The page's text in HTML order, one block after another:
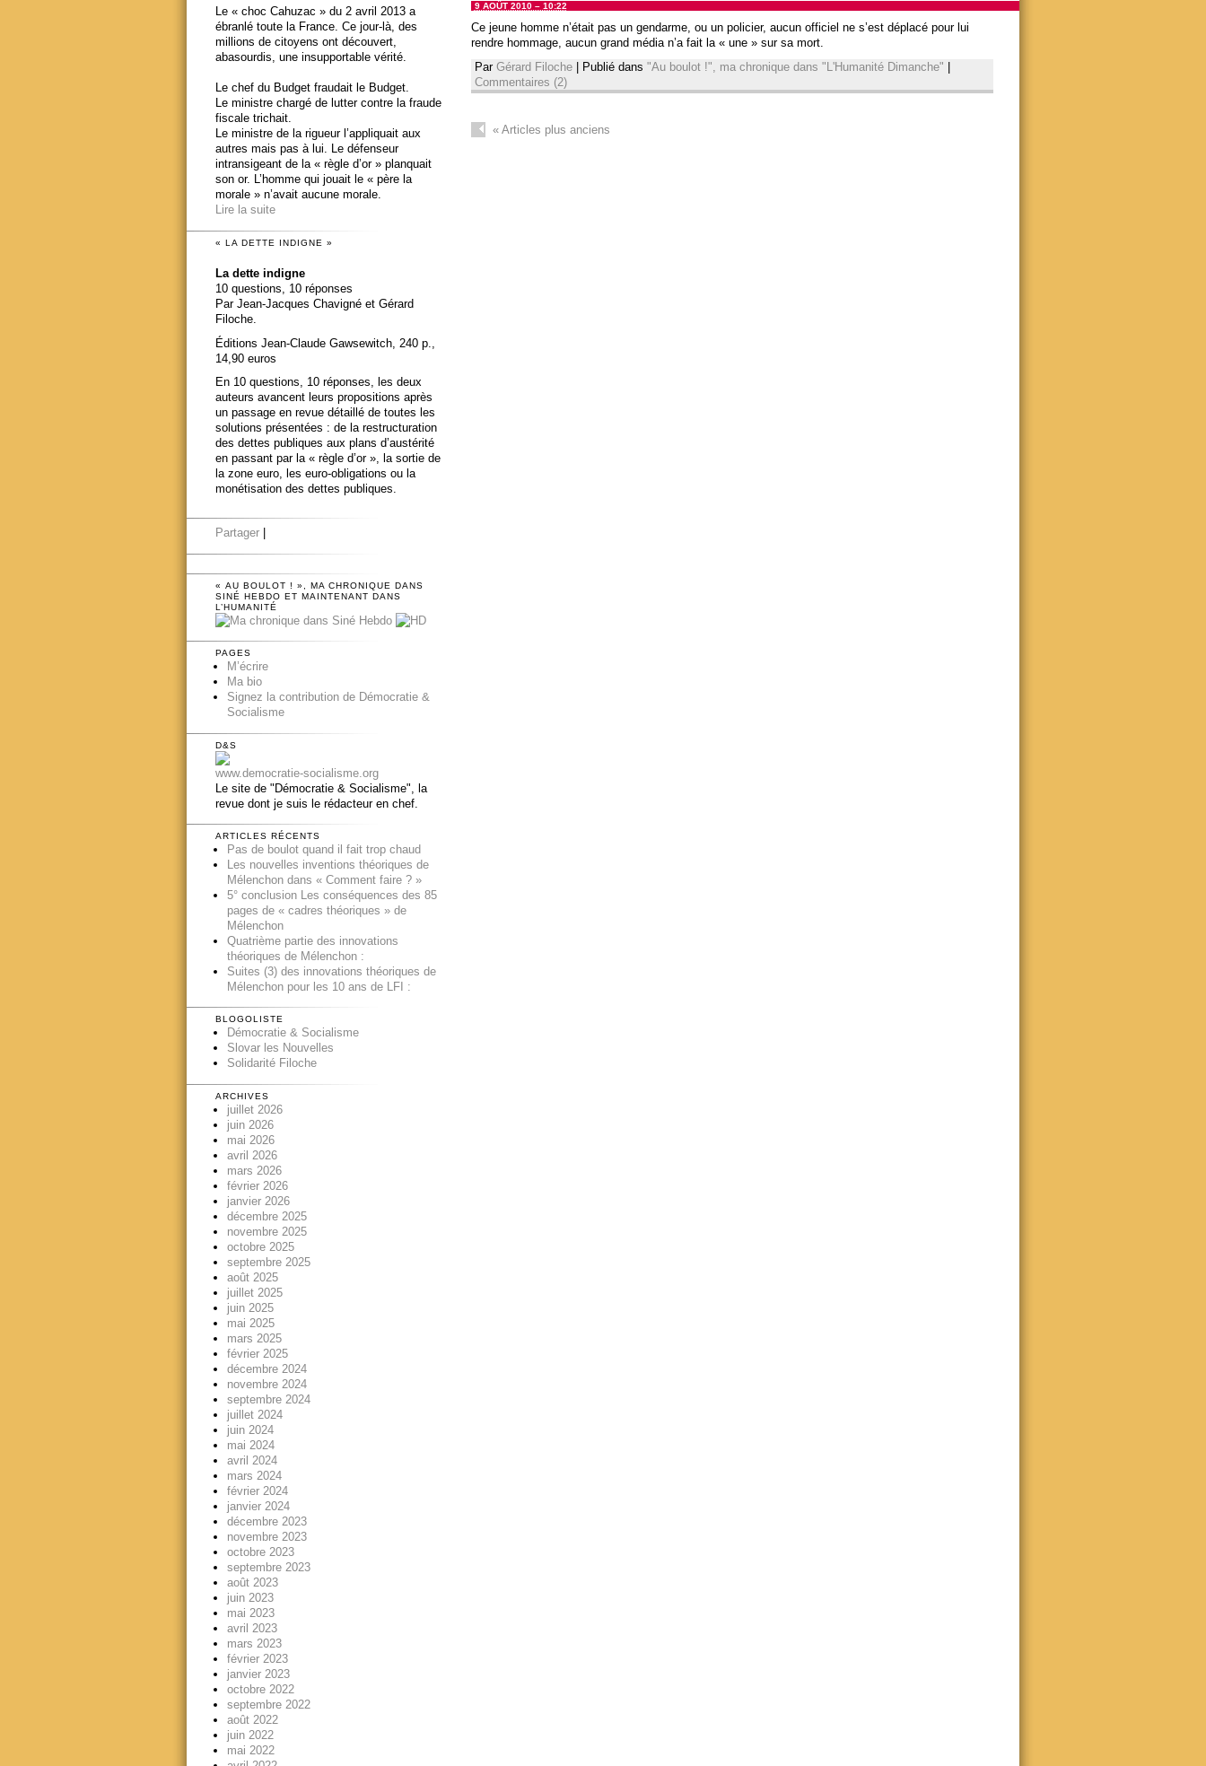
9 AOÛT 2010 – 10:22
Ce jeune homme n’était pas un gendarme, ou un policier, aucun officiel ne s’est déplacé pour lui
rendre hommage, aucun grand média n’a fait la « une » sur sa mort.
Par Gérard Filoche | Publié dans "Au boulot !", ma chronique dans "L'Humanité Dimanche" |
Commentaires (2)
«Articles plus anciens
Le « choc Cahuzac » du 2 avril 2013 a
ébranlé toute la France. Ce jour-là, des
millions de citoyens ont découvert,
abasourdis, une insupportable vérité.
Le chef du Budget fraudait le Budget.
Le ministre chargé de lutter contre la fraude
fiscale trichait.
Le ministre de la rigueur l’appliquait aux
autres mais pas à lui. Le défenseur
intransigeant de la « règle d’or » planquait
son or. L’homme qui jouait le « père la
morale » n’avait aucune morale.
Lire la suite
« LA DETTE INDIGNE »
La dette indigne
10 questions, 10 réponses
Par Jean-Jacques Chavigné et Gérard
Filoche.
Éditions Jean-Claude Gawsewitch, 240 p.,
14,90 euros
En 10 questions, 10 réponses, les deux
auteurs avancent leurs propositions après
un passage en revue détaillé de toutes les
solutions présentées : de la restructuration
des dettes publiques aux plans d’austérité
en passant par la « règle d’or », la sortie de
la zone euro, les euro-obligations ou la
monétisation des dettes publiques.
Partager
« AU BOULOT ! », MA CHRONIQUE DANS
SINÉ HEBDO ET MAINTENANT DANS
L’HUMANITÉ
PAGES
M’écrire
Ma bio
Signez la contribution de Démocratie &
Socialisme
D&S
www.democratie-socialisme.org
Le site de "Démocratie & Socialisme", la
revue dont je suis le rédacteur en chef.
ARTICLES RÉCENTS
Pas de boulot quand il fait trop chaud
Les nouvelles inventions théoriques de
Mélenchon dans « Comment faire ? »
5° conclusion Les conséquences des 85
pages de « cadres théoriques » de
Mélenchon
Quatrième partie des innovations
théoriques de Mélenchon :
Suites (3) des innovations théoriques de
Mélenchon pour les 10 ans de LFI :
BLOGOLISTE
Démocratie & Socialisme
Slovar les Nouvelles
Solidarité Filoche
ARCHIVES
juillet 2026
juin 2026
mai 2026
avril 2026
mars 2026
février 2026
janvier 2026
décembre 2025
novembre 2025
octobre 2025
septembre 2025
août 2025
juillet 2025
juin 2025
mai 2025
mars 2025
février 2025
décembre 2024
novembre 2024
septembre 2024
juillet 2024
juin 2024
mai 2024
avril 2024
mars 2024
février 2024
janvier 2024
décembre 2023
novembre 2023
octobre 2023
septembre 2023
août 2023
juin 2023
mai 2023
avril 2023
mars 2023
février 2023
janvier 2023
octobre 2022
septembre 2022
août 2022
juin 2022
mai 2022